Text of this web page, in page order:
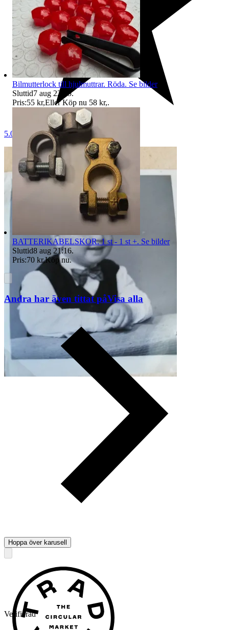
5.0
Verifierad
Bilmutterlock till hjulmuttrar. Röda. Se bilder
Sluttid7 aug 22:05.
Pris:55 kr,Eller Köp nu 58 kr,.
BATTERIKABELSKOR. 1 st - 1 st +. Se bilder
Sluttid8 aug 21:16.
Pris:70 kr,Köp nu.
Andra har även tittat påVisa alla
Hoppa över karusell